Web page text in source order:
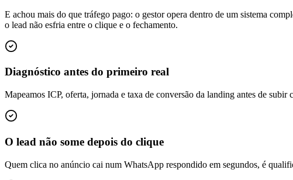
E achou mais do que tráfego pago: o gestor opera dentro de um sistema
o lead não esfria entre o clique e o fechamento.
Diagnóstico antes do primeiro real
Mapeamos ICP, oferta, jornada e taxa de conversão da landing antes de
O lead não some depois do clique
Quem clica no anúncio cai num WhatsApp respondido em segundos, é